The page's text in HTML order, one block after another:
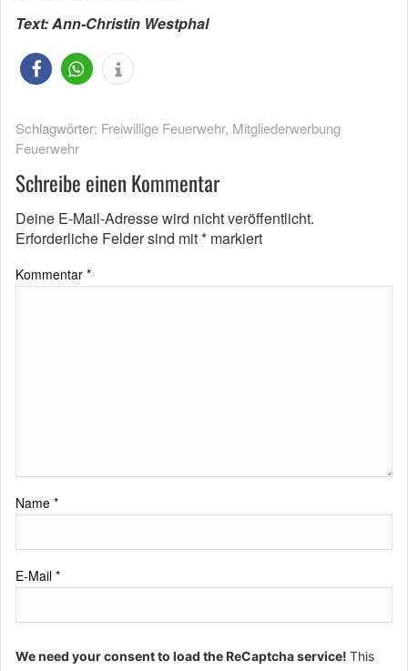
Text: Ann-Christin Westphal
Schlagwörter: Freiwillige Feuerwehr, Mitgliederwerbung
Feuerwehr
Schreibe einen Kommentar
Deine E-Mail-Adresse wird nicht veröffentlicht.
Erforderliche Felder sind mit* markiert
Kommentar *
Name *
E-Mail *
We need your consent to load the ReCaptcha service! This